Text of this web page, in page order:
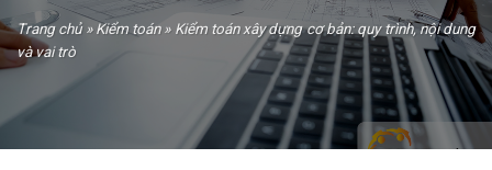
Trang chủ» Kiểm toán» Kiểm toán xây dựng cơ bản: quy trình, nội dung
và vai trò